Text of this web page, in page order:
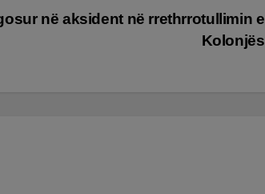
në aksident në rrethrrotullimin e
Kolonjës